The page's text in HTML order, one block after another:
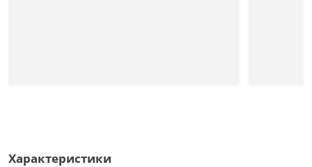
Характеристики